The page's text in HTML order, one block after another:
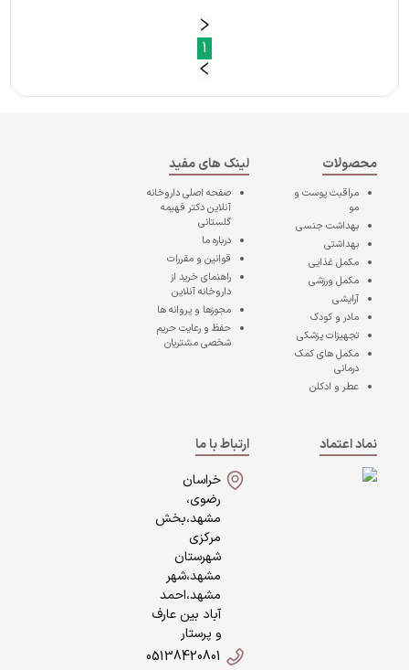
1
محصولات
مراقبت پوست و
مو
بهداشت جنسی
بهداشتی
مکمل غذایی
مکمل ورزشی
آرایشی
مادر و کودک
تجهیزات پزشکی
مکمل های کمک
درمانی
عطر و ادکلن
لینک های مفید
صفحه اصلیداروخانه
آنلاین دکتر فهیمه
گلستانی
درباره ما
قوانین و مقررات
راهنمای خرید از
داروخانه آنلاین
مجوزها و پروانه ها
حفظ و رعایت حریم
شخصی مشتریان
نماد اعتماد
ارتباط با ما
خراسان
رضوی،
مشهد،بخش
مرکزی
شهرستان
مشهد،شهر
مشهد،احمد
آباد بین عارف
و پرستار
05138420801